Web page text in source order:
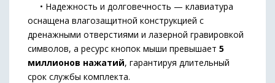
• Надежность и долговечность — клавиатура
оснащена влагозащитной конструкцией с
дренажными отверстиями и лазерной гравировкой
символов, а ресурс кнопок мыши превышает 5
миллионов нажатий, гарантируя длительный
срок службы комплекта.